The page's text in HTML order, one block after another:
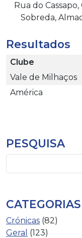
Rua do
Sobreda,
Resultados
Clube
Vale de Milhaços
América
PESQUISA
CATEGORIAS
Crónicas (82)
Geral (123)